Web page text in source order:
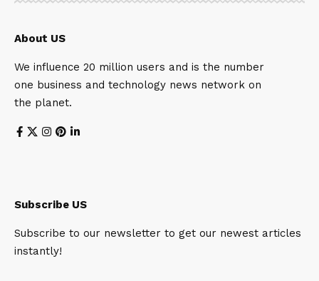
About US
We influence 20 million users and is the number
one business and technology news network on
the planet.
Subscribe US
Subscribe to our newsletter to get our newest articles
instantly!